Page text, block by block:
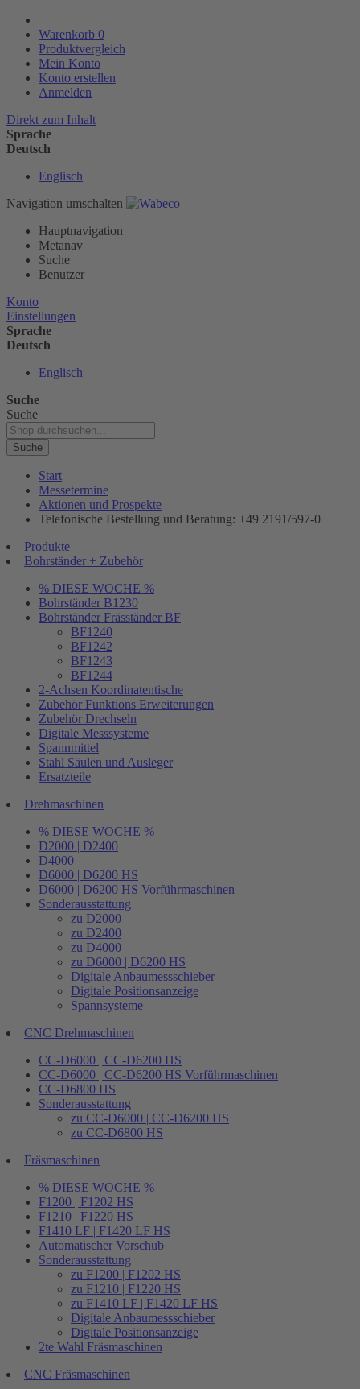
Warenkorb 0
Produktvergleich
Mein Konto
Konto erstellen
Anmelden
Direkt zum Inhalt
Sprache
Deutsch
Englisch
Navigation umschalten
Hauptnavigation
Metanav
Suche
Benutzer
Konto
Einstellungen
Sprache
Deutsch
Englisch
Suche
Suche
Suche
Start
Messetermine
Aktionen und Prospekte
Telefonische Bestellung und Beratung: +49 2191/597-0
Produkte
Bohrständer + Zubehör
% DIESE WOCHE %
Bohrständer B1230
Bohrständer Fräsständer BF
BF1240
BF1242
BF1243
BF1244
2-Achsen Koordinatentische
Zubehör Funktions Erweiterungen
Zubehör Drechseln
Digitale Messsysteme
Spannmittel
Stahl Säulen und Ausleger
Ersatzteile
Drehmaschinen
% DIESE WOCHE %
D2000 | D2400
D4000
D6000 | D6200 HS
D6000 | D6200 HS Vorführmaschinen
Sonderausstattung
zu D2000
zu D2400
zu D4000
zu D6000 | D6200 HS
Digitale Anbaumessschieber
Digitale Positionsanzeige
Spannsysteme
CNC Drehmaschinen
CC-D6000 | CC-D6200 HS
CC-D6000 | CC-D6200 HS Vorführmaschinen
CC-D6800 HS
Sonderausstattung
zu CC-D6000 | CC-D6200 HS
zu CC-D6800 HS
Fräsmaschinen
% DIESE WOCHE %
F1200 | F1202 HS
F1210 | F1220 HS
F1410 LF | F1420 LF HS
Automatischer Vorschub
Sonderausstattung
zu F1200 | F1202 HS
zu F1210 | F1220 HS
zu F1410 LF | F1420 LF HS
Digitale Anbaumessschieber
Digitale Positionsanzeige
2te Wahl Fräsmaschinen
CNC Fräsmaschinen